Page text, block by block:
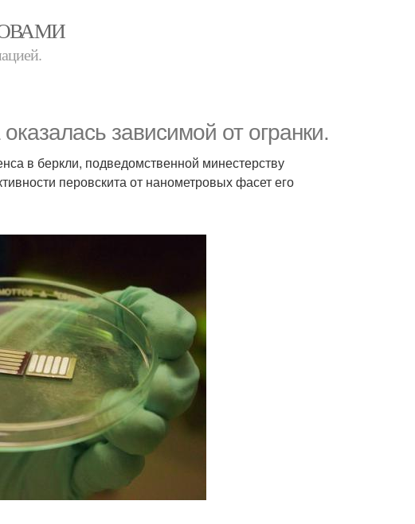
зависимой от огранки.
в беркли, подведомственной минестерству
перовскита от нанометровых фасет его